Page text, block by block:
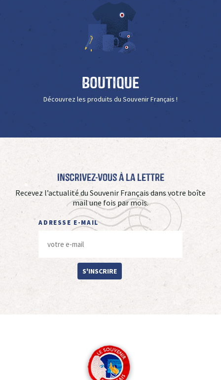
Boutique
Découvrez les produits du Souvenir Français !
Inscrivez-vous à La Lettre
Recevez l’actualité du Souvenir Français dans votre boîte
mail une fois par mois.
ADRESSE E-MAIL
S'INSCRIRE